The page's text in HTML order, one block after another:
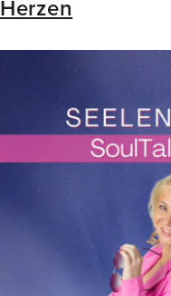
Herzen